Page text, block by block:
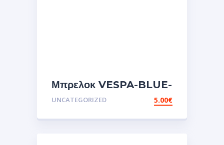
Μπρελοκ VESPA-BLUE-
2
UNCATEGORIZED 5.00€